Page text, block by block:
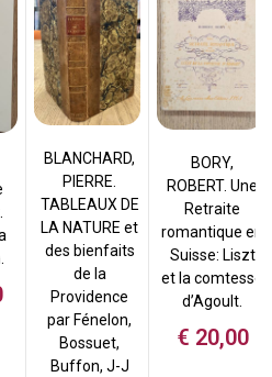
BLANCHARD,
PIERRE.
TABLEAUX DE
LA NATURE et
des bienfaits
de la
Providence
par Fénelon,
Bossuet,
Buffon, J-J
BORY,
ROBERT. Une
Retraite
romantique en
Suisse: Liszt
et la comtesse
d’Agoult.
€ 20,00